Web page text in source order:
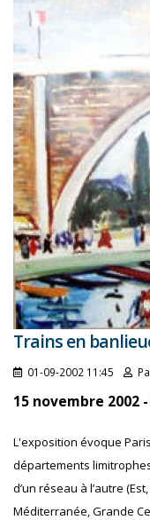
Trains en
01-09-2002 11:45
15 novembre 2002
L'exposition évoque
départements
d’un réseau à l’autre
Méditerranée, Grande